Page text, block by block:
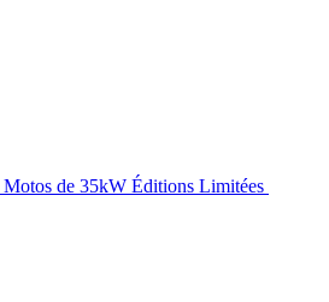
Motos de 35kW Éditions Limitées